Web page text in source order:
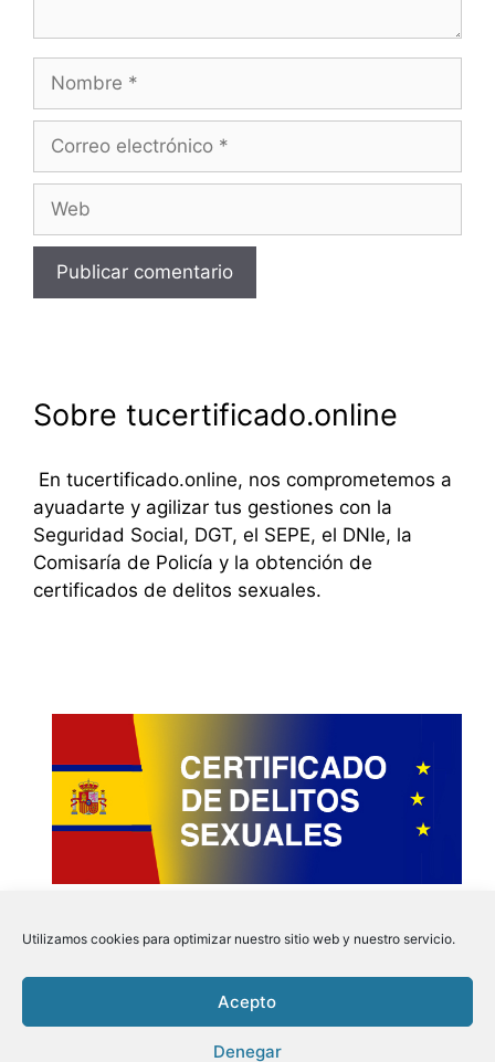
Utilizamos cookies para optimizar nuestro sitio web y nuestro servicio.
Acepto
Denegar
electrónico
Sobre tucertificado.online
En tucertificado.online, nos comprometemos a
ayuadarte y agilizar tus gestiones con la
Seguridad Social, DGT, el SEPE, el DNIe, la
Comisaría de Policía y la obtención de
certificados de delitos sexuales.
Instagram